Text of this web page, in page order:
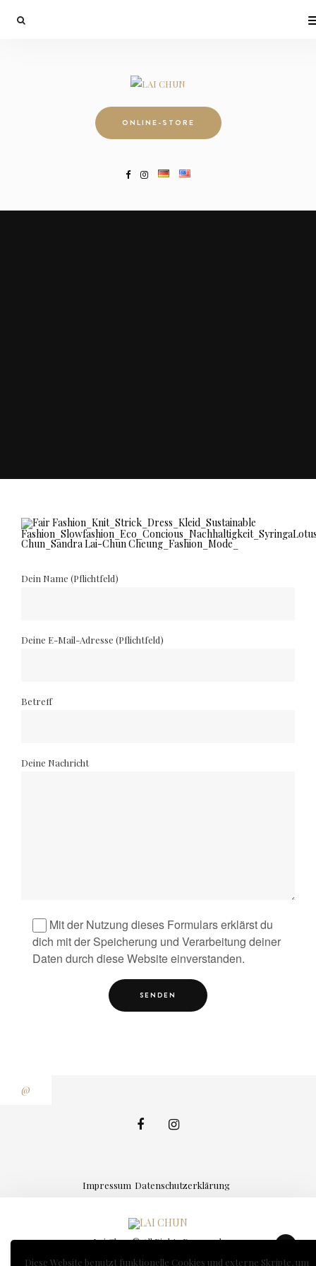
Diese Website benutzt funktionelle Cookies und externe Skripte, um
ONLINE-STORE
Dein Name (Pflichtfeld)
Deine E-Mail-Adresse (Pflichtfeld)
Betreff
Deine Nachricht
Mit der Nutzung dieses Formulars erklärst du
dich mit der Speicherung und Verarbeitung deiner
Daten durch diese Website einverstanden.
@
Impressum Datenschutzerklärung
Lai Chun © All Rights Reserved.